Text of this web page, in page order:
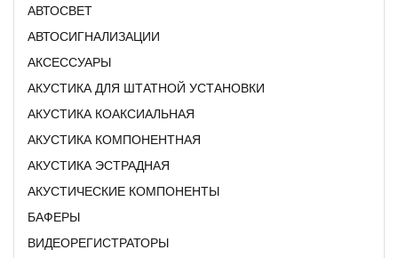
АВТОСВЕТ
АВТОСИГНАЛИЗАЦИИ
АКСЕССУАРЫ
АКУСТИКА ДЛЯ ШТАТНОЙ УСТАНОВКИ
АКУСТИКА КОАКСИАЛЬНАЯ
АКУСТИКА КОМПОНЕНТНАЯ
АКУСТИКА ЭСТРАДНАЯ
АКУСТИЧЕСКИЕ КОМПОНЕНТЫ
БАФЕРЫ
ВИДЕОРЕГИСТРАТОРЫ